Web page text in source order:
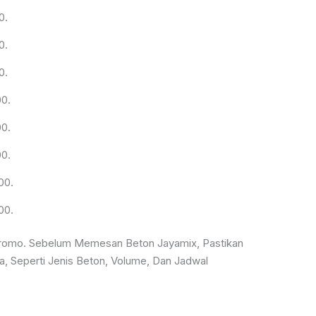
Sebelum Memesan Beton Jayamix, Pastikan
Seperti Jenis Beton, Volume, Dan Jadwal